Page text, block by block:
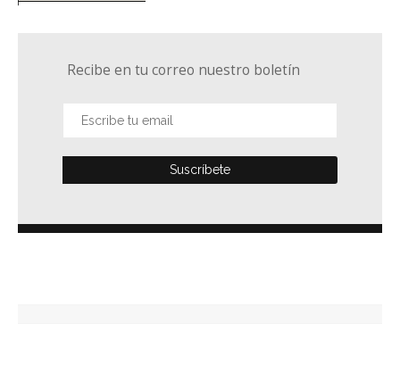
Recibe en tu correo nuestro boletín